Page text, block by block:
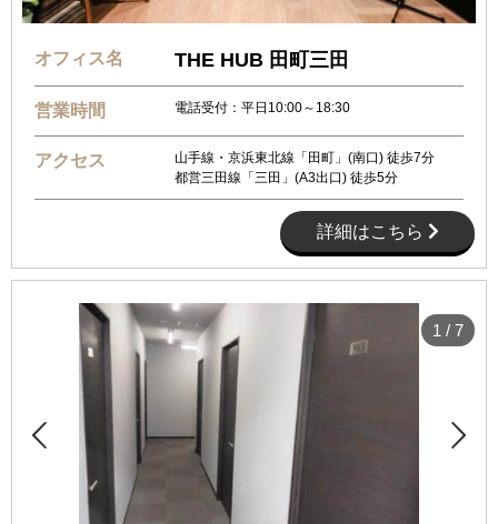
オフィス名 THE HUB 田町三田
営業時間 電話受付：平日10:00～18:30
アクセス
山手線・京浜東北線「田町」(南口) 徒歩7分
都営三田線「三田」(A3出口) 徒歩5分
詳細はこちら
 
1 / 7